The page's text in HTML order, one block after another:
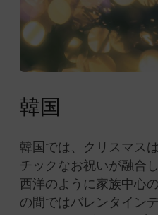
韓国
韓国では、クリスマス
チックなお祝いが融合
西洋のように家族中心
の間ではバレンタイン